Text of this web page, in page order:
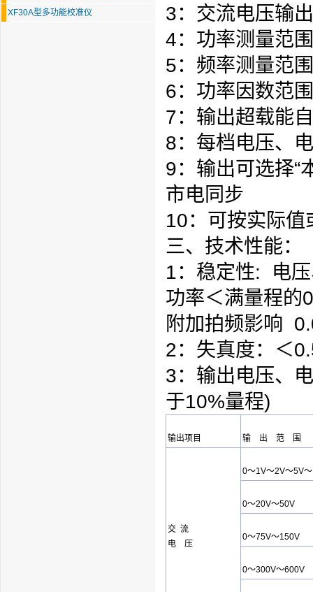
XF30A型多功能校准仪
3：交流电压输
4：功率测量范
5：频率测量范
6：功率因数范
7：输出超载能
8：每档电压、
9：输出可选择“
市电同步
10：可按实际值
三、技术性能：
1：稳定性: 电
功率＜满量程的
附加拍频影响
2：失真度：＜
3：输出电压、
于10%量程)
输出项目 输 出 范 围
交 流
电 压
0～1V～2V～5V
0～20V～50V
0～75V～150V
0～300V～600V